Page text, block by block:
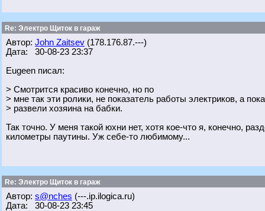
Re: Электро Щиток в гараж
Автор: John Zaitsev (178.176.87.---)
Дата: 30-08-23 23:37
Eugeen писал:
> Смотрится красиво конечно, но по
> мне так эти ролики, не показатель работы электриков, а
> развели хозяина на бабки.
Так точно. У меня такой юхни нет, хотя кое-что я, конечно,
километры паутины. Уж себе-то любимому...
Re: Электро Щиток в гараж
Автор: s@nches (---.ip.ilogica.ru)
Дата: 30-08-23 23:45